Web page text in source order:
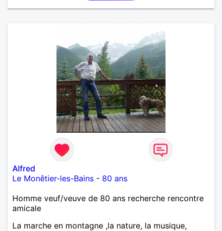
Alfred
Le Monêtier-les-Bains - 80 ans
Homme veuf/veuve de 80 ans recherche rencontre
amicale
La marche en montagne ,la nature, la musique,